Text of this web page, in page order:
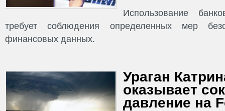
Использование
требует соблюдения определенных мер
финансовых данных.
Ураган
оказывает
давление на